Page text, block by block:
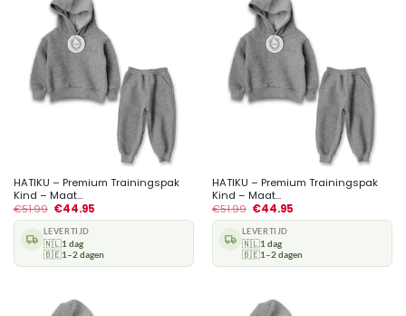
HATIKU – Premium Trainingspak
Kind – Maat...
€51.99 €44.95
LEVERTIJD
🇳🇱1 dag
🇧🇪1–2 dagen
HATIKU – Premium Trainingspak
Kind – Maat...
€51.99 €44.95
LEVERTIJD
🇳🇱1 dag
🇧🇪1–2 dagen